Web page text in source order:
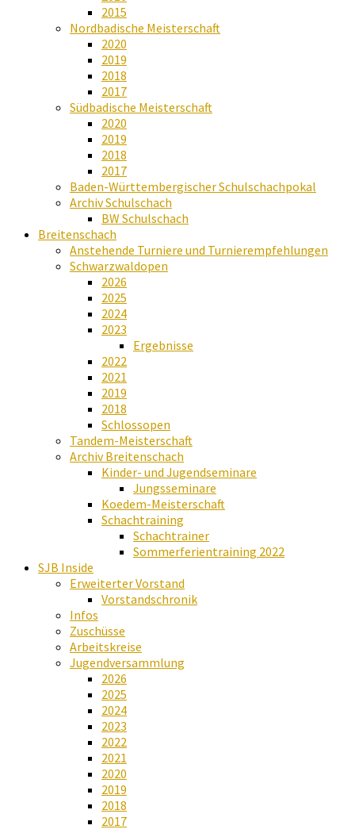
2015
Nordbadische Meisterschaft
2020
2019
2018
2017
Südbadische Meisterschaft
2020
2019
2018
2017
Baden-Württembergischer Schulschachpokal
Archiv Schulschach
BW Schulschach
Breitenschach
Anstehende Turniere und Turnierempfehlungen
Schwarzwaldopen
2026
2025
2024
2023
Ergebnisse
2022
2021
2019
2018
Schlossopen
Tandem-Meisterschaft
Archiv Breitenschach
Kinder- und Jugendseminare
Jungsseminare
Koedem-Meisterschaft
Schachtraining
Schachtrainer
Sommerferientraining 2022
SJB Inside
Erweiterter Vorstand
Vorstandschronik
Infos
Zuschüsse
Arbeitskreise
Jugendversammlung
2026
2025
2024
2023
2022
2021
2020
2019
2018
2017